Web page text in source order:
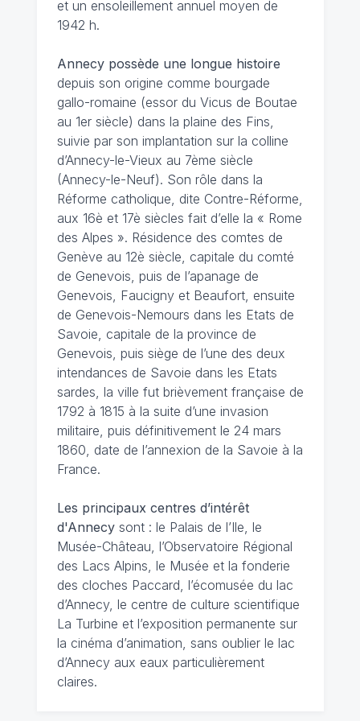
et un ensoleillement annuel moyen de
1942 h.
Annecy possède une longue histoire
depuis son origine comme bourgade
gallo-romaine (essor du Vicus de Boutae
au 1er siècle) dans la plaine des Fins,
suivie par son implantation sur la colline
d’Annecy-le-Vieux au 7ème siècle
(Annecy-le-Neuf). Son rôle dans la
Réforme catholique, dite Contre-Réforme,
aux 16è et 17è siècles fait d’elle la « Rome
des Alpes ». Résidence des comtes de
Genève au 12è siècle, capitale du comté
de Genevois, puis de l’apanage de
Genevois, Faucigny et Beaufort, ensuite
de Genevois-Nemours dans les Etats de
Savoie, capitale de la province de
Genevois, puis siège de l’une des deux
intendances de Savoie dans les Etats
sardes, la ville fut brièvement française de
1792 à 1815 à la suite d’une invasion
militaire, puis définitivement le 24 mars
1860, date de l’annexion de la Savoie à la
France.
Les principaux centres d’intérêt
d'Annecysont : le Palais de l’Ile, le
Musée-Château, l’Observatoire Régional
des Lacs Alpins, le Musée et la fonderie
des cloches Paccard, l’écomusée du lac
d’Annecy, le centre de culture scientifique
La Turbine et l’exposition permanente sur
la cinéma d’animation, sans oublier le lac
d’Annecy aux eaux particulièrement
claires.